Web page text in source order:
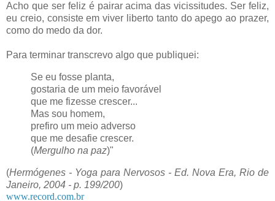
Acho que ser feliz é pairar acima das vicissitudes. Ser feliz,
eu creio, consiste em viver liberto tanto do apego ao prazer,
como do medo da dor.
Para terminar transcrevo algo que publiquei:
Se eu fosse planta,
gostaria de um meio favorável
que me fizesse crescer...
Mas sou homem,
prefiro um meio adverso
que me desafie crescer.
(Mergulho na paz)"
(Hermógenes - Yoga para Nervosos - Ed. Nova Era, Rio de
Janeiro, 2004 - p. 199/200)
www.record.com.br